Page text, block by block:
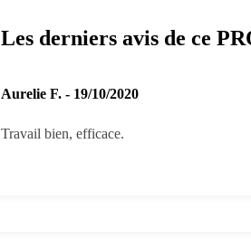
Les derniers avis de ce
Aurelie F. - 19/10/2020
Travail bien, efficace.